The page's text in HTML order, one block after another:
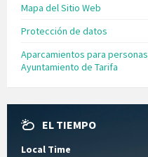
Mapa del Sitio Web
Protección de datos
Aparcamientos para
Ayuntamiento de Tarifa
EL TIEMPO
Local Time